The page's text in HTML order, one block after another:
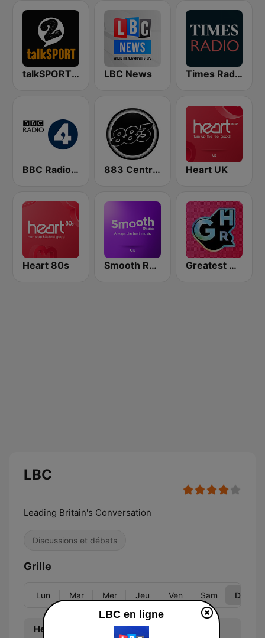
talkSPORT 2 LBC News Times Radio
BBC Radio 4 883 Centreforce radio Heart UK
Heart 80s Smooth Radio UK Greatest Hits Radio
LBC
Leading Britain's Conversation
Discussions et débats
Grille
Lun Mar Mer Jeu Ven Sam Dim
Heure Programme
LBC en ligne